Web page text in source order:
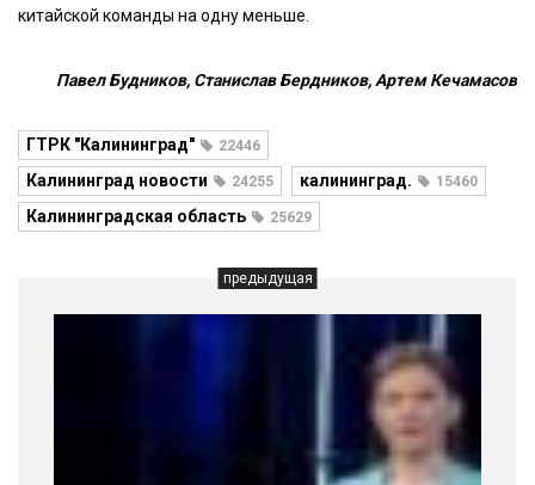
китайской команды на одну меньше.
Павел Будников, Станислав Бердников, Артем Кечамасов
ГТРК "Калининград" 22446
Калининград новости 24255 калининград. 15460
Калининградская область 25629
предыдущая